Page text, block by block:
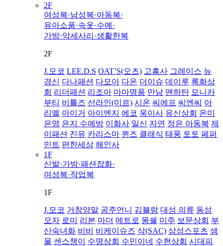
2F
여성복·남성복·아동복·
유아소품·속옷·수예·
가방·악세사리·생활한복
2F
J.모코 LEE.D.S OAT’S(오츠) 고흥사 그레이스 뉴
경신 다나패션 다모아 다온 더이슈 데이루 록화상
회 리더패션 리조아 마마명품 만남 맨하탄 모니카
부티 비틀즈 선라인(미르) 시온 씨에프 씨엔씨 아
리엘 아이거 아이엔지 에코 욱이사 유신상회 은미
은영 은지 수예방 이화사 일신 자연 정은 아동복 제
이패션 진유 카리스마 퀸즈 클래식 태풍 토토 페퍼
민트 편한세상 해인사
1F
신발·가방·패션잡화·
여성복·작업복
1F
J.모코 거창양말 공주언니 김블랑 대성 의류 동성
모자 로미 리본 마더 메트로 몽쉘 미주 보문상회 부
산숙녀화 비비 비케이슈즈 삭(SAC) 삼성스포츠 샘
물 센스쟁이 수명상회 수민이네 수현상회 시대피